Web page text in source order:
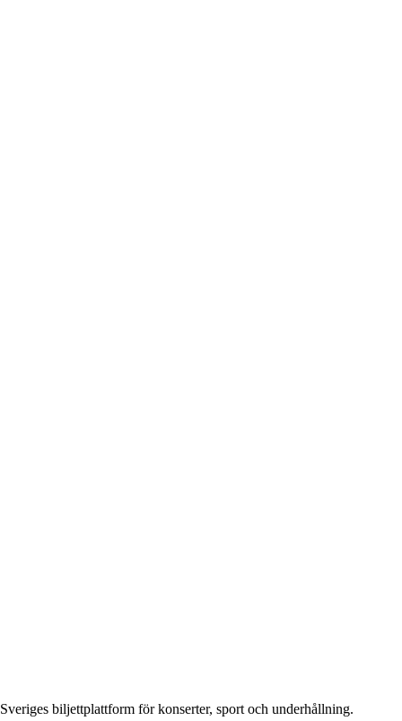
Sveriges biljettplattform för konserter, sport och underhållning.